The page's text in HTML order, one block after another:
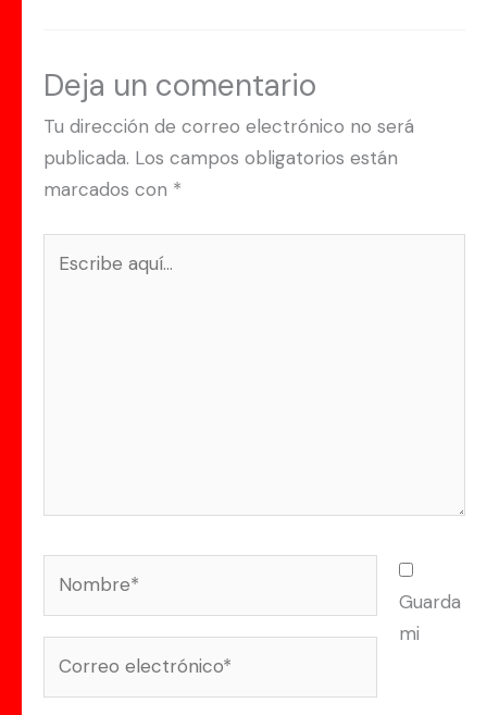
Deja un comentario
Tu dirección de correo electrónico no será
publicada. Los campos obligatorios están
marcados con *
Guarda
mi